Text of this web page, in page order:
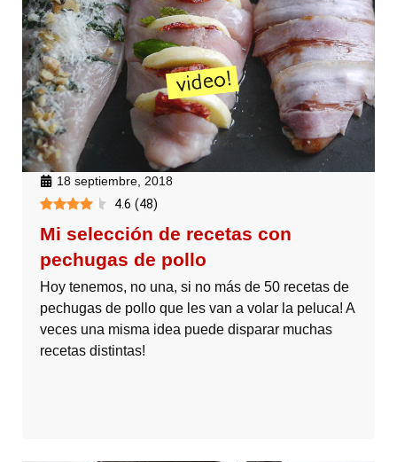
18 septiembre, 2018
4.6 (48)
Mi selección de recetas con
pechugas de pollo
Hoy tenemos, no una, si no más de 50 recetas de
pechugas de pollo que les van a volar la peluca! A
veces una misma idea puede disparar muchas
recetas distintas!